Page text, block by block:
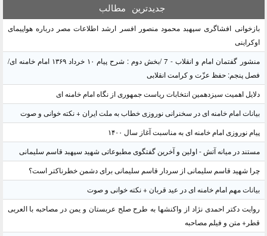
جدیدترین مطالب
بازخوانی افشاگری سپهبد محمود منصور افسر ارشد اطلاعات مصر درباره هواپیمای
اوکراینی
منشور گفتمان امام و انقلاب - 7 /بخش دوم : شرح پیام ۱۰ خرداد ۱۳۶۹ امام خامنه ای/
فصل پنجم: حفظ عزّت و کرامت انقلابی
دلایل اهمیت سیزدهمین انتخابات ریاست جمهوری از نگاه امام خامنه ای
بیانات امام خامنه ای در سخنرانی نوروزی خطاب به ملت ایران + نکته خوانی و صوت
پیام نوروزی امام خامنه ای به مناسبت آغاز سال ۱۴۰۰
مستند در میانه آتش - اولین و آخرین گفتگوی مطبوعاتی شهید سپهبد قاسم سلیمانی
چرا شهید قاسم سلیمانی از سردار قاسم سلیمانی برای دشمن خطرناکتر است؟
بیانات مهم امام خامنه ای در عید قربان + نکته خوانی و صوت
روایت دکتر احمدی نژاد از واکنشها به طرح صلح عربستان و یمن در مصاحبه با العربی
قطر+ متن و فیلم مصاحبه